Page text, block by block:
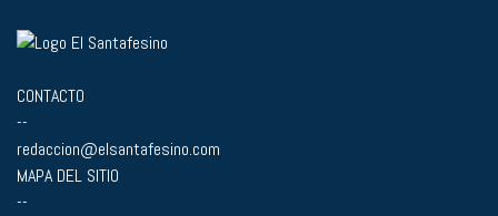
CONTACTO
--
redaccion@elsantafesino.com
MAPA DEL SITIO
--